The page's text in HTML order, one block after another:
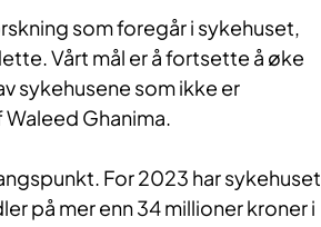
som foregår i sykehuset,
Vårt mål er å fortsette å øke
sykehusene som ikke er
Ghanima.
For 2023 har sykehuset
på mer enn 34 millioner kroner i